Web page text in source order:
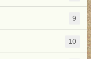
9
10